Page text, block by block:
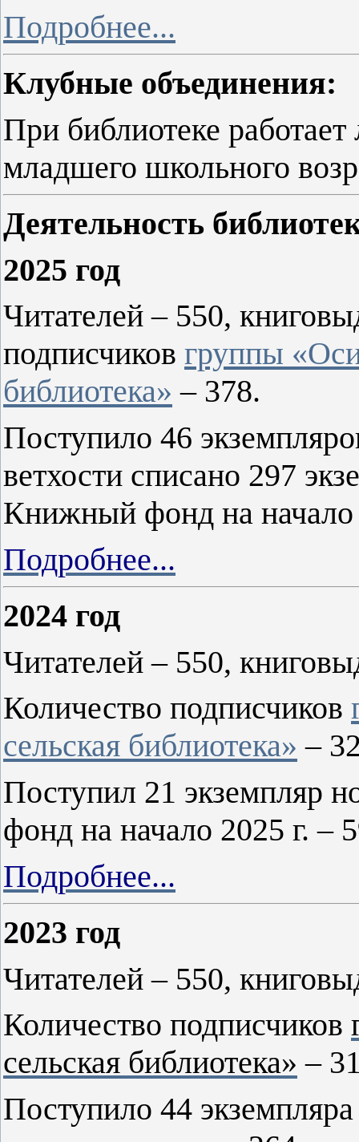
Подробнее...
Клубные объединения:
При библиотеке
младшего школьного
Деятельность
2025 год
Читателей – 550,
подписчиков группы
библиотека» – 378.
Поступило 46
ветхости списано 297
Книжный фонд на начало
Подробнее...
2024 год
Читателей – 550,
Количество подписчиков
сельская библиотека» –
Поступил 21 экземпляр
фонд на начало 2025 г. –
Подробнее...
2023 год
Читателей – 550,
Количество подписчиков
сельская библиотека» –
Поступило 44